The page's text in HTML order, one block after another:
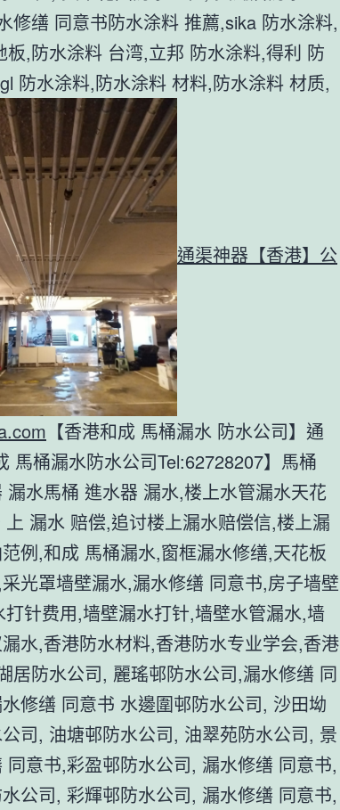
修缮 同意书防水涂料 推薦,sika 防水涂料,
,防水涂料 台湾,立邦 防水涂料,得利 防
防水涂料,防水涂料 材料,防水涂料 材质,
通渠神器【香港】公
【香港和成 馬桶漏水 防水公司】通
馬桶漏水防水公司Tel:62728207】馬桶
水馬桶 進水器 漏水,楼上水管漏水天花
漏水 赔偿,追讨楼上漏水赔偿信,楼上漏
例,和成 馬桶漏水,窗框漏水修缮,天花板
光罩墙壁漏水,漏水修缮 同意书,房子墙壁
针费用,墙壁漏水打针,墙壁水管漏水,墙
水,香港防水材料,香港防水专业学会,香港
居防水公司, 麗瑤邨防水公司,漏水修缮 同
修缮 同意书 水邊圍邨防水公司, 沙田坳
司, 油塘邨防水公司, 油翠苑防水公司, 景
意书,彩盈邨防水公司, 漏水修缮 同意书,
公司, 彩輝邨防水公司, 漏水修缮 同意书,